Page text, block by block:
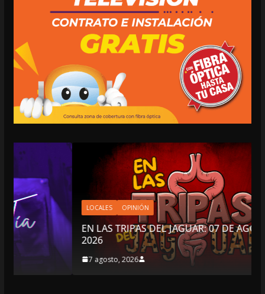
LOCALES OPINIÓN
EN LAS TRIPAS DEL JAGUAR: 07 DE AGOSTO DE
2026
7 agosto, 2026